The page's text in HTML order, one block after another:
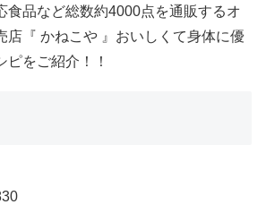
食品など総数約4000点を通販するオ
店『 かねこや 』おいしくて身体に優
ピをご紹介！！